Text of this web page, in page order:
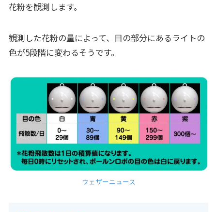
花粉を観測します。
観測した花粉の量によって、目の部分にあるライトの
色が5段階に変わるそうです。
ウェザーニュース